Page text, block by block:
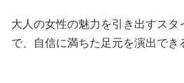
大人の女性の魅力を引き出すス
で、自信に満ちた足元を演出でき